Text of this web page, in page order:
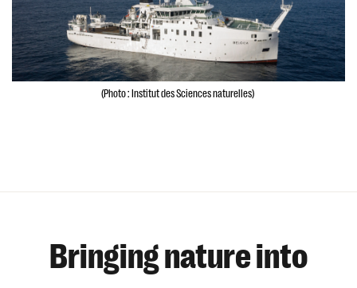
(Photo : Institut des Sciences naturelles)
Bringing nature into